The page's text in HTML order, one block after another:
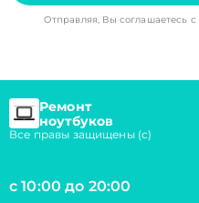
Отправляя, Вы соглашаетесь с
Ремонт
ноутбуков
Все правы защищены (с)
с 10:00 до 20:00